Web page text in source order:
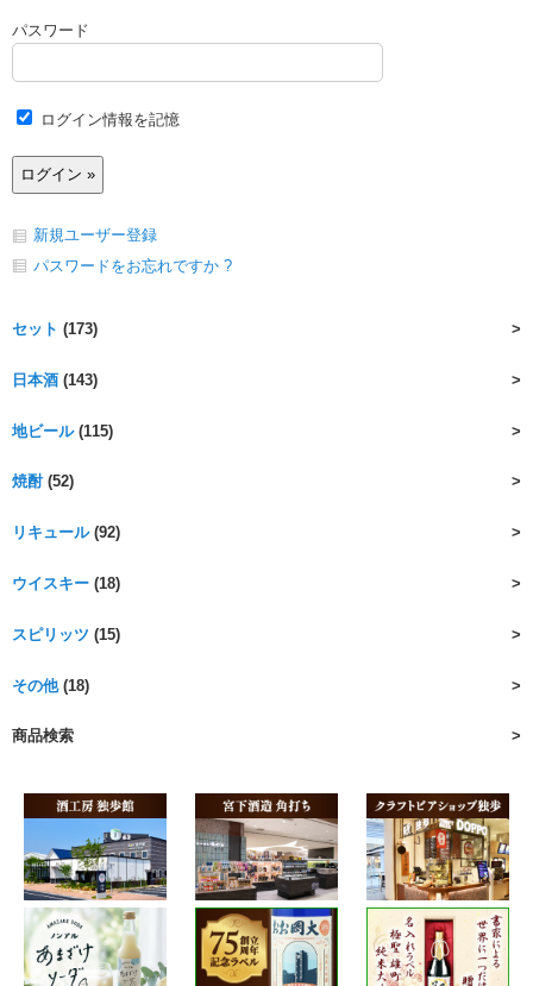
パスワード
ログイン情報を記憶
新規ユーザー登録
パスワードをお忘れですか ?
セット (173)
日本酒 (143)
地ビール(115)
焼酎(52)
リキュール(92)
ウイスキー (18)
スピリッツ (15)
その他(18)
商品検索